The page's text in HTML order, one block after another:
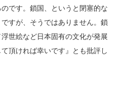
です。鎖国、というと閉塞的な
すが、そうではありません。鎖
世絵など日本固有の文化が発展
頂ければ幸いです』とも批評し